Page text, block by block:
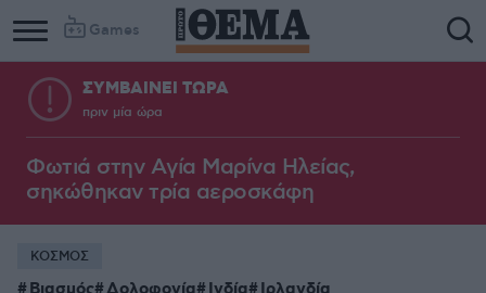
Games
ΣΥΜΒΑΙΝΕΙ ΤΩΡΑ
πριν μία ώρα
Φωτιά στην Aγία Μαρίνα Ηλείας,
σηκώθηκαν τρία αεροσκάφη
ΚΟΣΜΟΣ